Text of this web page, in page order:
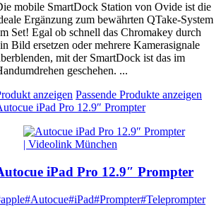
mobile SmartDock Station von Ovide ist die
Ergänzung zum bewährten QTake-System
Set! Egal ob schnell das Chromakey durch
Bild ersetzen oder mehrere Kamerasignale
mit der SmartDock ist das im
geschehen. ...
anzeigen Passende Produkte anzeigen
iPad Pro 12.9″ Prompter
iPad Pro 12.9″ Prompter
#Autocue#iPad#Prompter#Teleprompter